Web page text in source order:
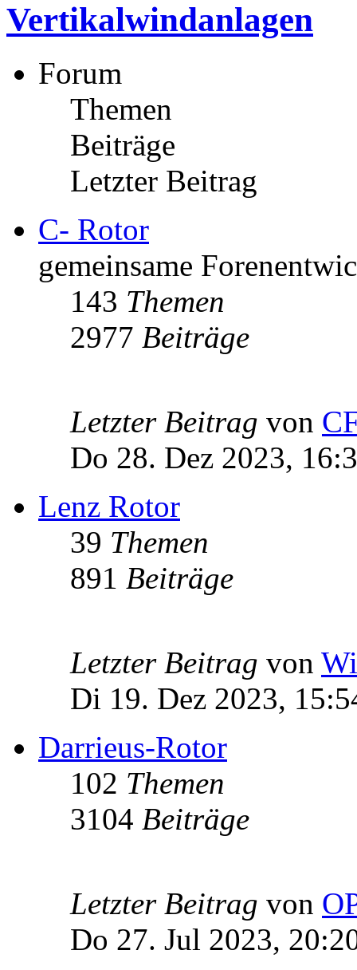
Vertikalwindanlagen
Forum
Themen
Beiträge
Letzter Beitrag
C- Rotor
gemeinsame
143 Themen
2977 Beiträge
Letzter Beitrag von
Do 28. Dez 2023,
Lenz Rotor
39 Themen
891 Beiträge
Letzter Beitrag von
Di 19. Dez 2023,
Darrieus-Rotor
102 Themen
3104 Beiträge
Letzter Beitrag von
Do 27. Jul 2023,